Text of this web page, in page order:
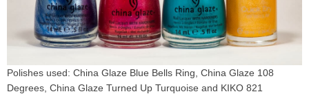
Polishes used: China Glaze Blue Bells Ring, China Glaze 108
Degrees, China Glaze Turned Up Turquoise and KIKO 821